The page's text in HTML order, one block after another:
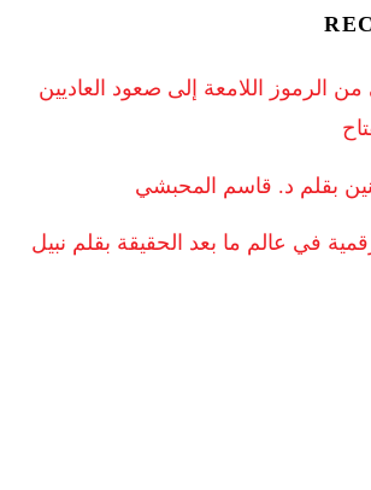
الرموز اللامعة إلى صعود العاديين
بقلم د. قاسم المحبشي
في عالم ما بعد الحقيقة بقلم نبيل